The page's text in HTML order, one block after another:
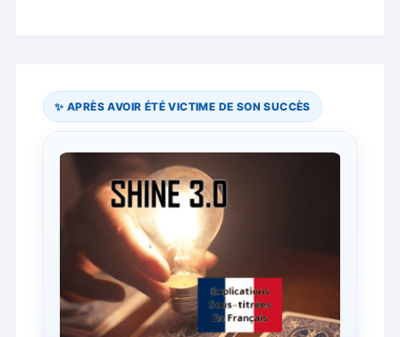
✨ APRÈS AVOIR ÉTÉ VICTIME DE SON SUCCÈS